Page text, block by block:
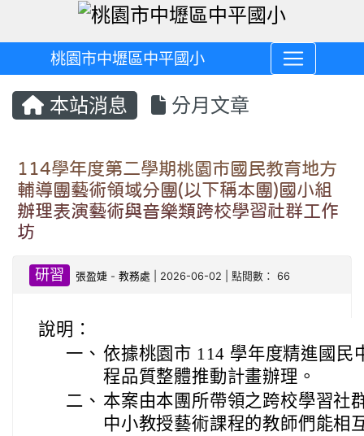
桃園市中壢區中平國小
本站消息 分月文章
114學年度第二學期桃園市國民教育地方
輔導團藝術領域分團(以下稱本團)國小組
辦理表演藝術與音樂類跨校學習社群工作
坊
研習 張盈婕 -教務處 | 2026-06-02 | 點閱數： 66
說明：
一、 依據桃園市 114 學年度精進國民
程品質整體推動計畫辦理。
二、 本案由本團所帶領之跨校學習社
中小教授藝術課程的教師們能相